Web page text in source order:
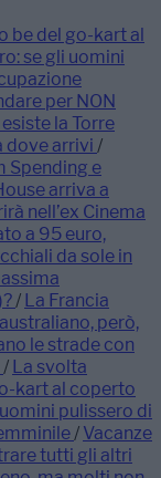
be del go-kart al
se gli uomini
per NON
la Torre
dove arrivi /
Spending e
arriva a
nell’ex Cinema
a 95 euro,
da sole in
/ La Francia
però,
le strade con
/ La svolta
kart al coperto
pulissero di
/ Vacanze
tutti gli altri